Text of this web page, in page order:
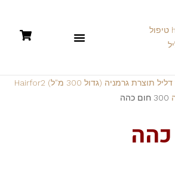
ספריי למילוי שיער דליל תוצרת גרמניה (גדול 300 מ"ל) Hairfor2
300 חום כהה